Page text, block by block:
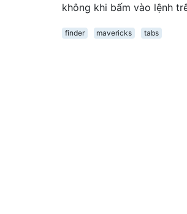
không khi bấm vào lệnh
finder mavericks
tabs